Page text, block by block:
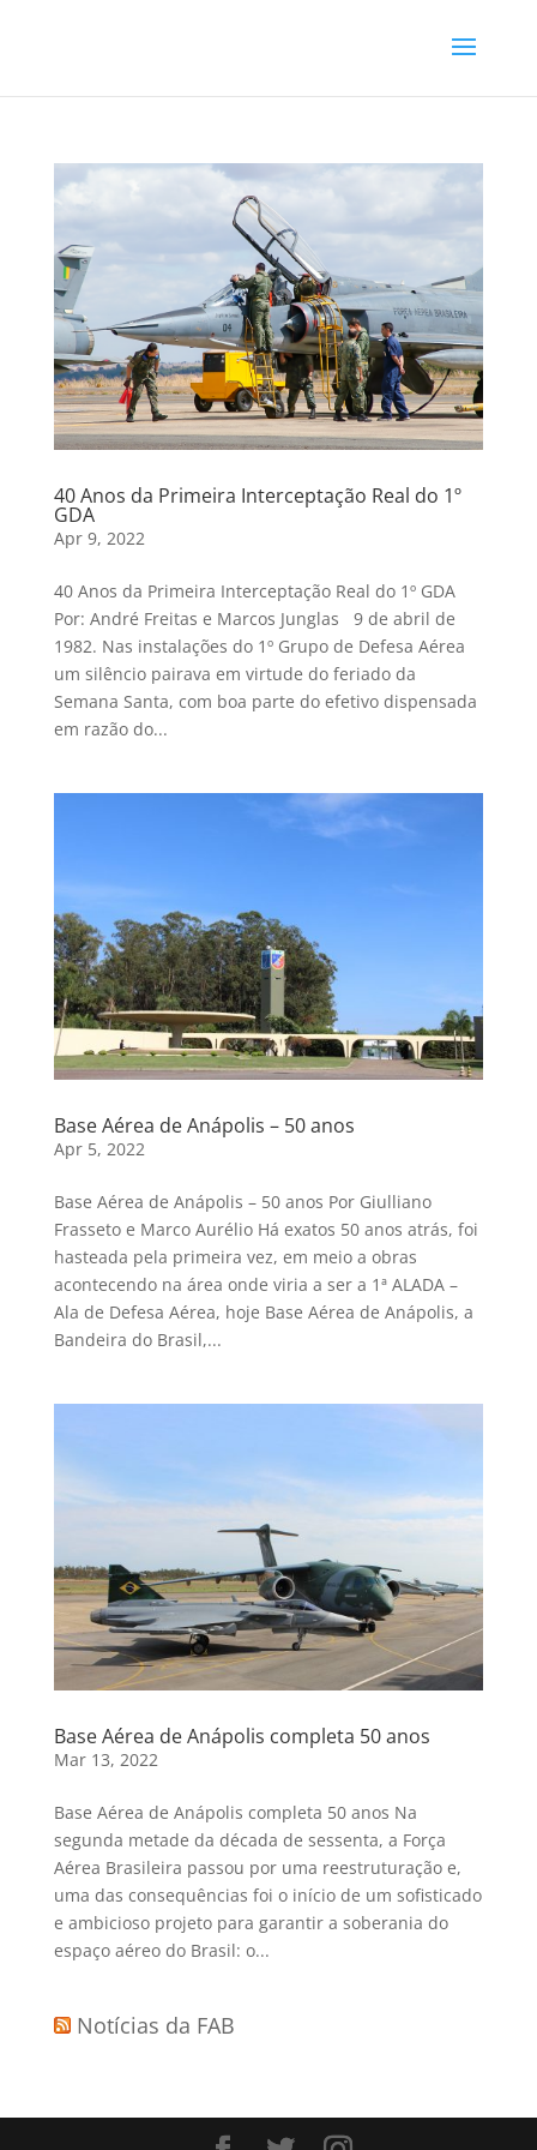
40 Anos da Primeira Interceptação Real do 1º
GDA
Apr 9, 2022
40 Anos da Primeira Interceptação Real do 1º GDA
Por: André Freitas e Marcos Junglas 9 de abril de
1982. Nas instalações do 1º Grupo de Defesa Aérea
um silêncio pairava em virtude do feriado da
Semana Santa, com boa parte do efetivo dispensada
em razão do...
Base Aérea de Anápolis – 50 anos
Apr 5, 2022
Base Aérea de Anápolis – 50 anos Por Giulliano
Frasseto e Marco Aurélio Há exatos 50 anos atrás, foi
hasteada pela primeira vez, em meio a obras
acontecendo na área onde viria a ser a 1ª ALADA –
Ala de Defesa Aérea, hoje Base Aérea de Anápolis, a
Bandeira do Brasil,...
Base Aérea de Anápolis completa 50 anos
Mar 13, 2022
Base Aérea de Anápolis completa 50 anos Na
segunda metade da década de sessenta, a Força
Aérea Brasileira passou por uma reestruturação e,
uma das consequências foi o início de um sofisticado
e ambicioso projeto para garantir a soberania do
espaço aéreo do Brasil: o...
Notícias da FAB